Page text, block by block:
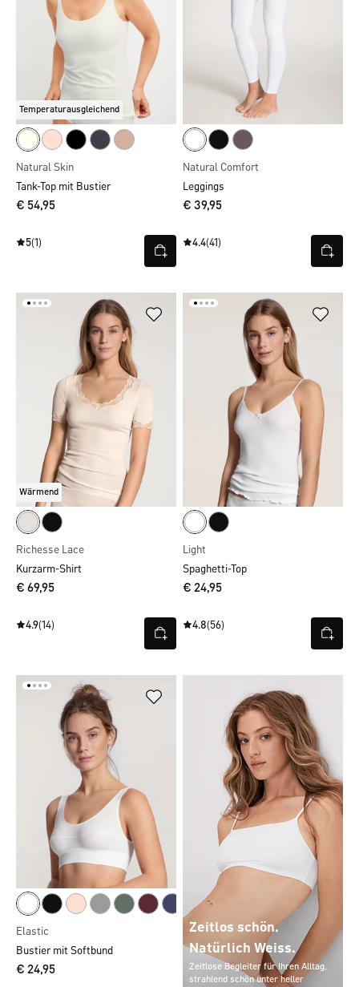
Temperaturausgleichend
Natural Skin
Tank-Top mit Bustier
€ 54,95
5(1)
Natural Comfort
Leggings
€ 39,95
4.4(41)
Wärmend
Richesse Lace
Kurzarm-Shirt
€ 69,95
4.9(14)
Light
Spaghetti-Top
€ 24,95
4.8(56)
Elastic
Bustier mit Softbund
€ 24,95
Zeitlos schön.
Natürlich Weiss.
Zeitlose Begleiter für Ihren Alltag,
strahlend schön unter heller